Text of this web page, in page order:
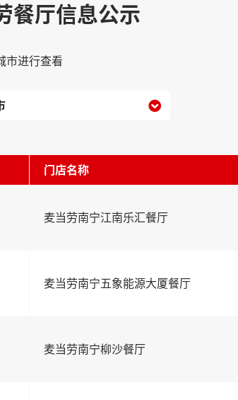
餐厅信息公示
市进行查看

门店名称
麦当劳南宁江南乐汇餐厅
麦当劳南宁五象能源大厦餐厅
麦当劳南宁柳沙餐厅